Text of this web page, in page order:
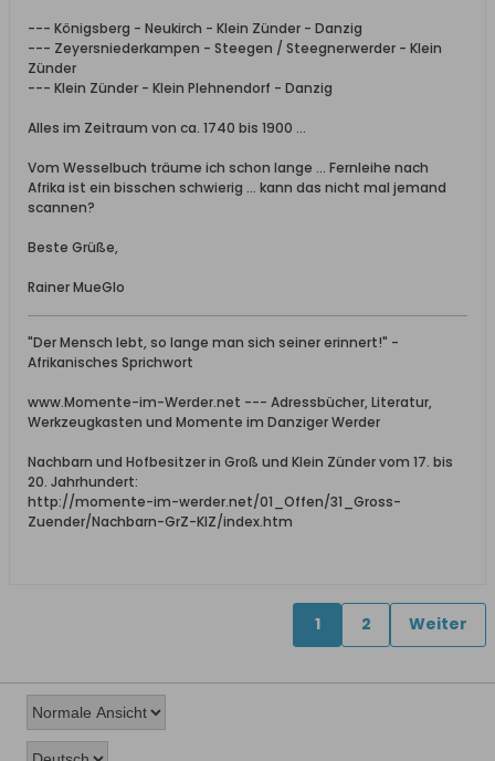
--- Königsberg - Neukirch - Klein Zünder - Danzig
--- Zeyersniederkampen - Steegen / Steegnerwerder - Klein
Zünder
--- Klein Zünder - Klein Plehnendorf - Danzig
Alles im Zeitraum von ca. 1740 bis 1900 ...
Vom Wesselbuch träume ich schon lange ... Fernleihe nach
Afrika ist ein bisschen schwierig ... kann das nicht mal jemand
scannen?
Beste Grüße,
Rainer MueGlo
"Der Mensch lebt, so lange man sich seiner erinnert!" -
Afrikanisches Sprichwort
www.Momente-im-Werder.net --- Adressbücher, Literatur,
Werkzeugkasten und Momente im Danziger Werder
Nachbarn und Hofbesitzer in Groß und Klein Zünder vom 17. bis
20. Jahrhundert:
http://momente-im-werder.net/01_Offen/31_Gross-
Zuender/Nachbarn-GrZ-KlZ/index.htm
1 2 Weiter